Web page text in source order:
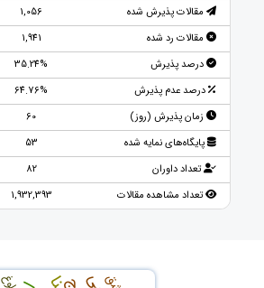
مقالات پذیرش شده
1,056
مقالات رد شده
1,941
درصد پذیرش
35.24%
درصد عدم پذیرش
64.76%
زمان پذیرش (روز)
60
پایگاه‌های نمایه شده
53
تعداد داوران
82
تعداد مشاهده مقالات
1,932,393